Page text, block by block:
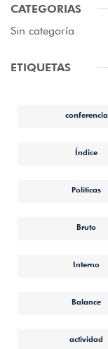
CATEGORIAS
Sin categoría
ETIQUETAS
conferencia
Índice
Políticas
Bruto
Interno
Balance
actividad